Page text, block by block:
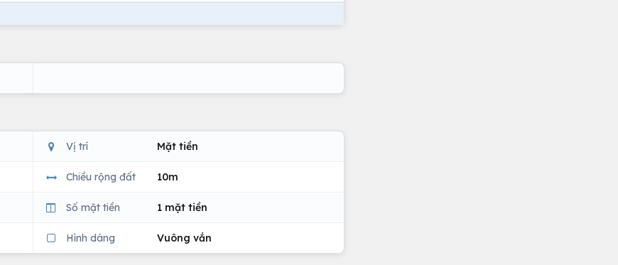
Vị trí Mặt tiền
Chiều rộng đất 10m
Số mặt tiền 1 mặt tiền
Hình dáng Vuông vắn